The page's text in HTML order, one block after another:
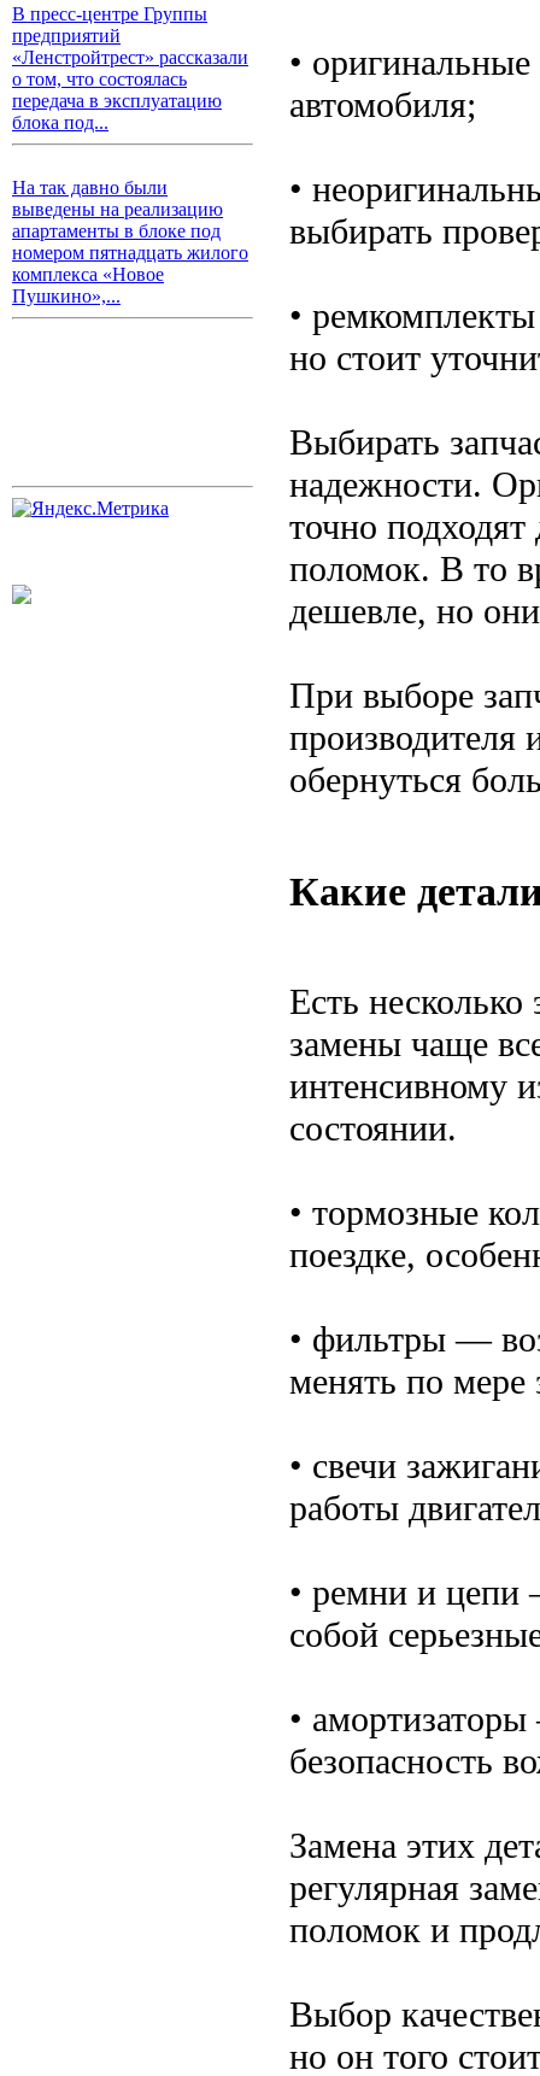
В пресс-центре Группы
предприятий
«Ленстройтрест» рассказали
о том, что состоялась
передача в эксплуатацию
блока под...
На так давно были
выведены на реализацию
апартаменты в блоке под
номером пятнадцать жилого
комплекса «Новое
Пушкино»,...
•
автомобиля;
•
выбирать
•
но стоит
Выбирать
надежности.
точно
поломок. В то
дешевле, но
При выборе
производителя
обернуться
Какие
Есть
замены чаще
интенсивному
состоянии.
• тормозные
поездке,
• фильтры —
менять по мере
• свечи
работы
• ремни и цепи
собой
•
безопасность
Замена этих
регулярная
поломок и
Выбор
но он того